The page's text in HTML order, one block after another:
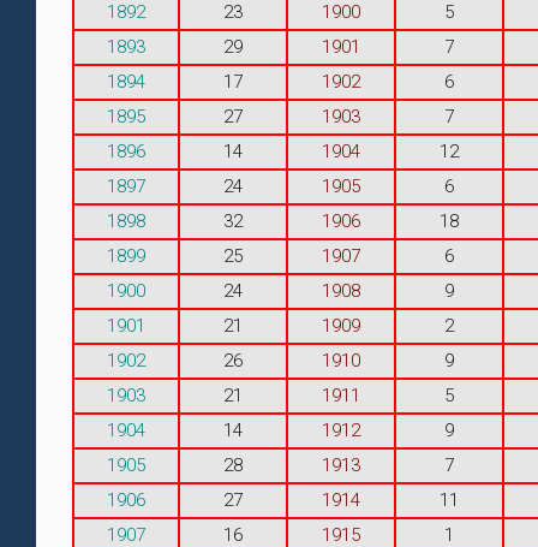
1892 23 1900
5
1893
29 1901
7
1894
17 1902
6
1895
27 1903
7
1896
14 1904
12
1897
24 1905
6
1898
32 1906
18
1899
25 1907
6
1900
24 1908
9
1901
21 1909
2
1902
26 1910
9
1903
21 1911
5
1904
14 1912
9
1905
28 1913
7
1906
27 1914
11
1907
16 1915
1